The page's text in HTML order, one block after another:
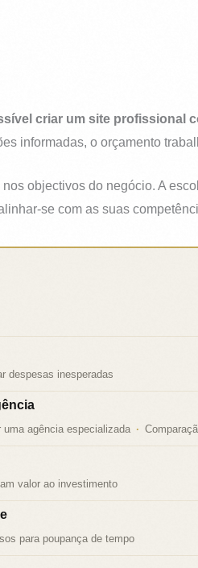
criar um site profissional
informadas, o orçamento
objectivos do negócio. A
se com as suas
despesas inesperadas
agência especializada
valor ao investimento
para poupança de tempo